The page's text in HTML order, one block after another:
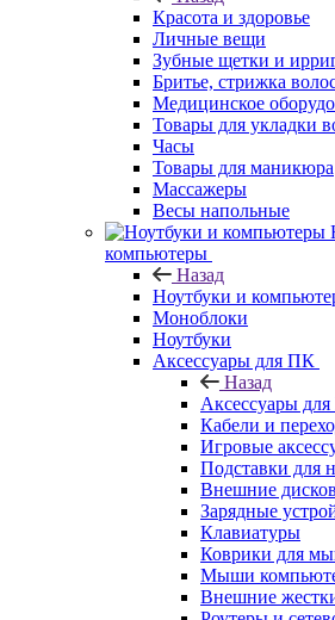
Красота и здоровье
Личные вещи
Зубные щетки и
Бритье, стрижка
Медицинское
Товары для укладки
Часы
Товары для маникюра
Массажеры
Весы напольные
компьютеры
Назад
Ноутбуки и
Моноблоки
Ноутбуки
Аксессуары для ПК
Назад
Аксессуары
Кабели и
Игровые
Подставки для
Внешние
Зарядные
Клавиатуры
Коврики для
Мыши
Внешние